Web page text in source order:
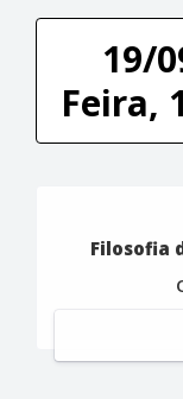
19/
Feira,
Filosofia